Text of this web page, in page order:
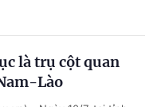
là trụ cột quan
Lào